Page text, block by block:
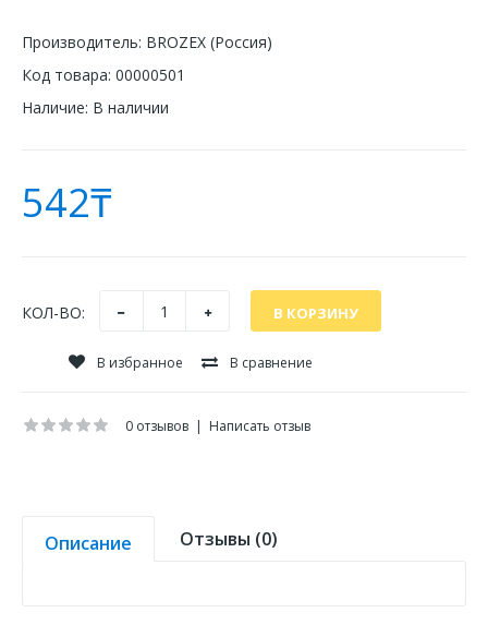
Производитель: BROZEX (Россия)
Код товара: 00000501
Наличие: В наличии
542₸
КОЛ-ВО:
В избранное В сравнение
0 отзывов | Написать отзыв
Описание Отзывы (0)